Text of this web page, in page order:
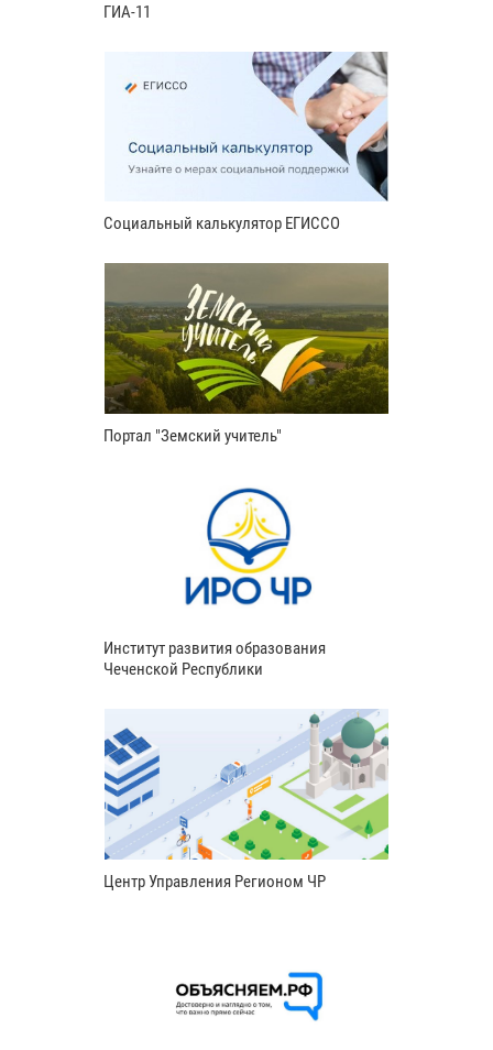
ГИА-11
Социальный калькулятор ЕГИССО
Портал "Земский учитель"
Институт развития образования
Чеченской Республики
Центр Управления Регионом ЧР